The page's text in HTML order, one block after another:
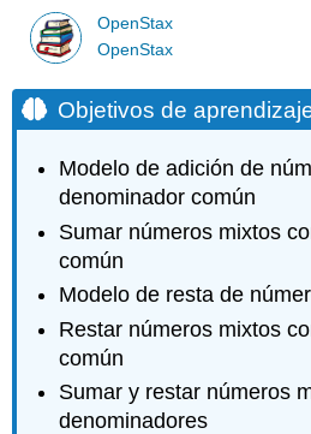
OpenStax
OpenStax
Objetivos de
Modelo de adición de
denominador común
Sumar números mixtos
común
Modelo de resta de
Restar números mixtos
común
Sumar y restar números
denominadores